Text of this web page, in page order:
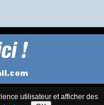
utilisateur et afficher des